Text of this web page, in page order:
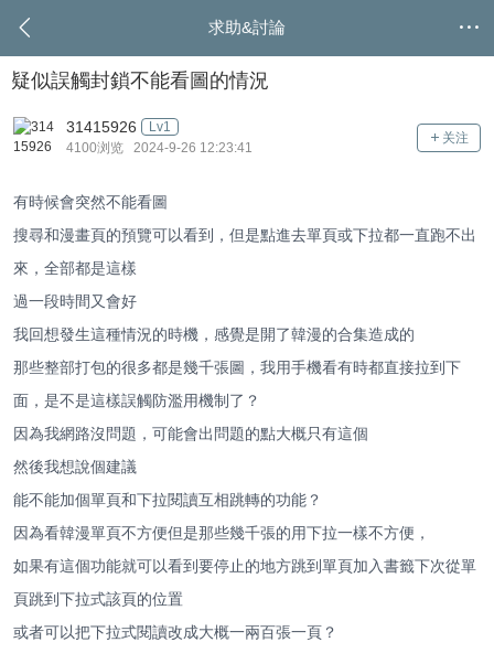
求助&討論
疑似誤觸封鎖不能看圖的情況
31415926
Lv1
4100浏览 2024-9-26 12:23:41
关注
有時候會突然不能看圖
搜尋和漫畫頁的預覽可以看到，但是點進去單頁或下拉都一直跑不出
來，全部都是這樣
過一段時間又會好
我回想發生這種情況的時機，感覺是開了韓漫的合集造成的
那些整部打包的很多都是幾千張圖，我用手機看有時都直接拉到下
面，是不是這樣誤觸防濫用機制了？
因為我網路沒問題，可能會出問題的點大概只有這個
然後我想說個建議
能不能加個單頁和下拉閱讀互相跳轉的功能？
因為看韓漫單頁不方便但是那些幾千張的用下拉一樣不方便，
如果有這個功能就可以看到要停止的地方跳到單頁加入書籤下次從單
頁跳到下拉式該頁的位置
或者可以把下拉式閱讀改成大概一兩百張一頁？